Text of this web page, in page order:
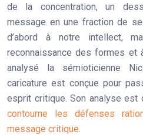
de la concentration, un
message en une fraction de
d’abord à notre intellect,
reconnaissance des formes et
analysé la sémioticienne
caricature est conçue pour
esprit critique. Son analyse est
contourne les défenses
message critique.